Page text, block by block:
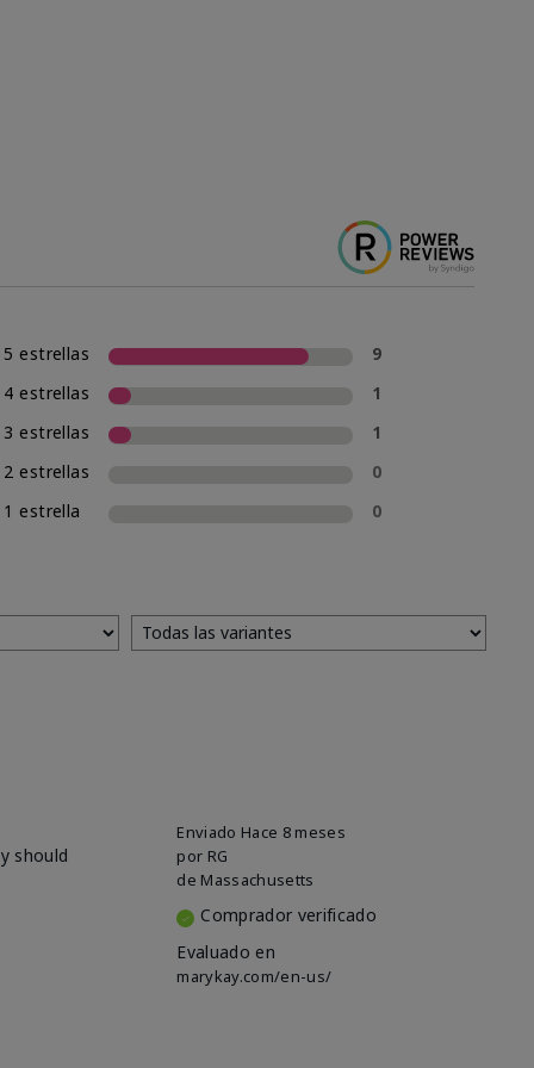
5 estrellas
9
4 estrellas
1
3 estrellas
1
2 estrellas
0
1 estrella
0
Enviado Hace 8 meses
por RG
de Massachusetts
Comprador verificado
Evaluado en
marykay.com/en-us/
should